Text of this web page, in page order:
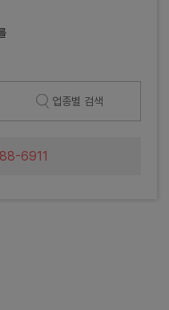
업종별 검색
6911